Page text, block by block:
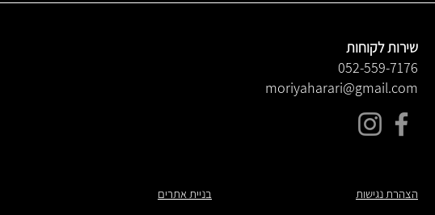
שירות לקוחות
052-559-7176
moriyaharari@gmail.com
בניית אתרים הצהרת נגישות